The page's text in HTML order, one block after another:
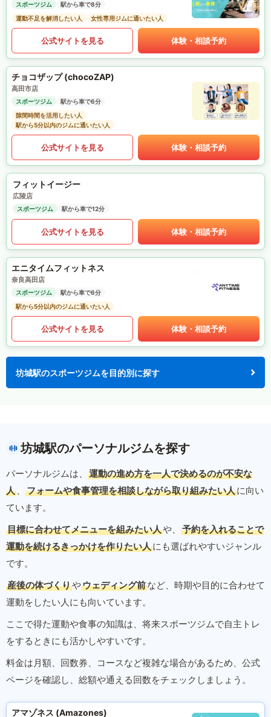
スポーツジム
駅から車で8分
運動不足を解消したい人
女性専用ジムに通いたい人
公式サイトを見る 体験・相談予約
チョコザップ (chocoZAP)
高田市店
スポーツジム
駅から車で6分
隙間時間を活用したい人
駅から5分以内のジムに通いたい人
公式サイトを見る 体験・相談予約
フィットイージー
広陵店
スポーツジム 駅から車で12分
公式サイトを見る 体験・相談予約
エニタイムフィットネス
奈良高田店
スポーツジム
駅から車で6分
駅から5分以内のジムに通いたい人
公式サイトを見る 体験・相談予約
坊城駅のスポーツジムを目的別に探す
坊城駅のパーソナルジムを探す
パーソナルジムは、
運動の進め方を一人で決めるのが不安な
人 、 フォームや食事管理を相談しながら取り組みたい人に向い
ています。
目標に合わせてメニューを組みたい人や、
予約を入れることで
運動を続けるきっかけを作りたい人にも選ばれやすいジャンル
です。
産後の体づくりやウェディング前など、時期や目的に合わせて
運動をしたい人にも向いています。
ここで得た運動や食事の知識は、将来スポーツジムで自主トレ
をするときにも活かしやすいです。
料金は月額、回数券、コースなど複雑な場合があるため、公式
ページを確認し、総額や通える回数をチェックしましょう。
アマゾネス (Amazones)